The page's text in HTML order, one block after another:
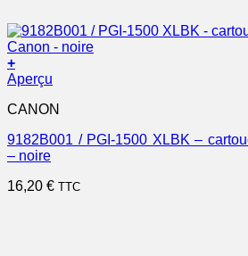
+
Aperçu
CANON
9182B001 / PGI-1500 XLBK –
– noire
16,20 € TTC